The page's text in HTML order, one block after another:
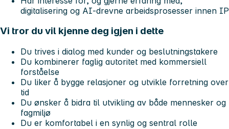
digitalisering og AI‑drevne arbeidsprosesser innen IP
Vi tror du vil kjenne deg igjen i dette
Du trives i dialog med kunder og beslutningstakere
Du kombinerer faglig autoritet med kommersiell
forståelse
Du liker å bygge relasjoner og utvikle forretning over
tid
Du ønsker å bidra til utvikling av både mennesker og
fagmiljø
Du er komfortabel i en synlig og sentral rolle